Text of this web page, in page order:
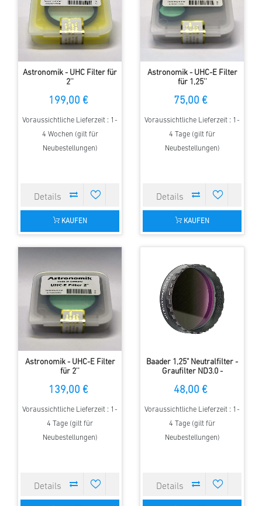
Astronomik - UHC Filter für
2''
199,00 €
Voraussichtliche Lieferzeit : 1-
4 Wochen (gilt für
Neubestellungen)
KAUFEN
Astronomik - UHC-E Filter
für 1,25''
75,00 €
Voraussichtliche Lieferzeit : 1-
4 Tage (gilt für
Neubestellungen)
KAUFEN
Astronomik - UHC-E Filter
für 2''
139,00 €
Voraussichtliche Lieferzeit : 1-
4 Tage (gilt für
Neubestellungen)
Baader 1,25" Neutralfilter -
Graufilter ND3.0 -
48,00 €
Voraussichtliche Lieferzeit : 1-
4 Tage (gilt für
Neubestellungen)